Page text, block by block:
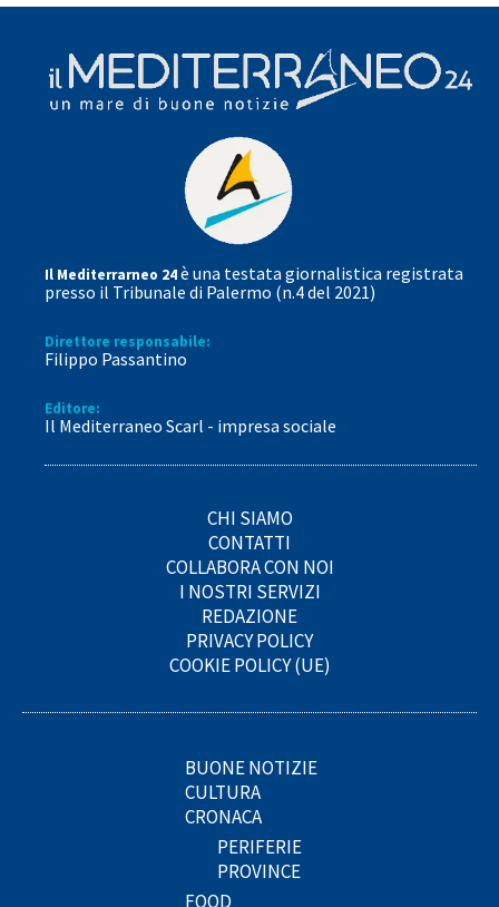
Il Mediterrarneo 24è una testata giornalistica registrata
presso il Tribunale di Palermo (n.4 del 2021)
Direttore responsabile:
Filippo Passantino
Editore:
Il Mediterraneo Scarl - impresa sociale
CHI SIAMO
CONTATTI
COLLABORA CON NOI
I NOSTRI SERVIZI
REDAZIONE
PRIVACY POLICY
COOKIE POLICY (UE)
BUONE NOTIZIE
CULTURA
CRONACA
PERIFERIE
PROVINCE
FOOD